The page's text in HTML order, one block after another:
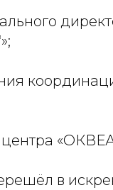
центра
в